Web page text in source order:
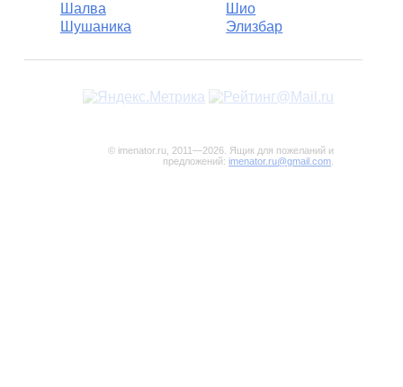
Шалва
Шио
Шушаника
Элизбар
© imenator.ru, 2011—2026. Ящик для пожеланий и
предложений:imenator.ru@gmail.com